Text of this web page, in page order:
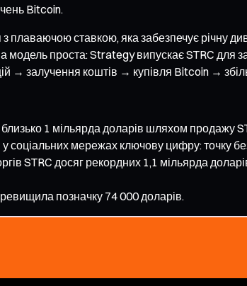
Bitcoin.
плаваючою ставкою, яка забезпечує річну
модель проста: Strategy випускає STRC для
→ залучення коштів → купівля Bitcoin →
1 мільярда доларів шляхом продажу
мережах ключову цифру: точку
STRC досяг рекордних 1,1 мільярда
позначку 74 000 доларів.